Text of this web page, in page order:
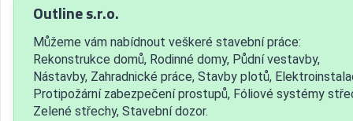
Outline s.r.o.
Můžeme vám nabídnout veškeré stavební práce:
Rekonstrukce domů, Rodinné domy, Půdní vestavby,
Nástavby, Zahradnické práce, Stavby plotů,
Protipožární zabezpečení prostupů, Fóliové systémy
Zelené střechy, Stavební dozor.